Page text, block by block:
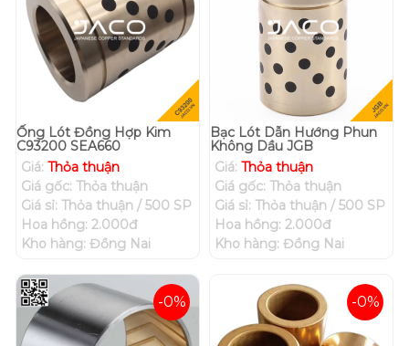
Ống Lót Đồng Hợp Kim
C93200 SEA660
Giá: Thỏa thuận
Giá gốc: Thỏa thuận
Giá sỉ: Thỏa thuận / 500 SP
Hoa hồng: 2.000đ
Kho hàng: Đồng Nai
Bạc Lót Dẫn Hướng Phun
Không Dầu JGB
Giá: Thỏa thuận
Giá gốc: Thỏa thuận
Giá sỉ: Thỏa thuận / 500 SP
Hoa hồng: 2.000đ
Kho hàng: Đồng Nai
-0% -0%